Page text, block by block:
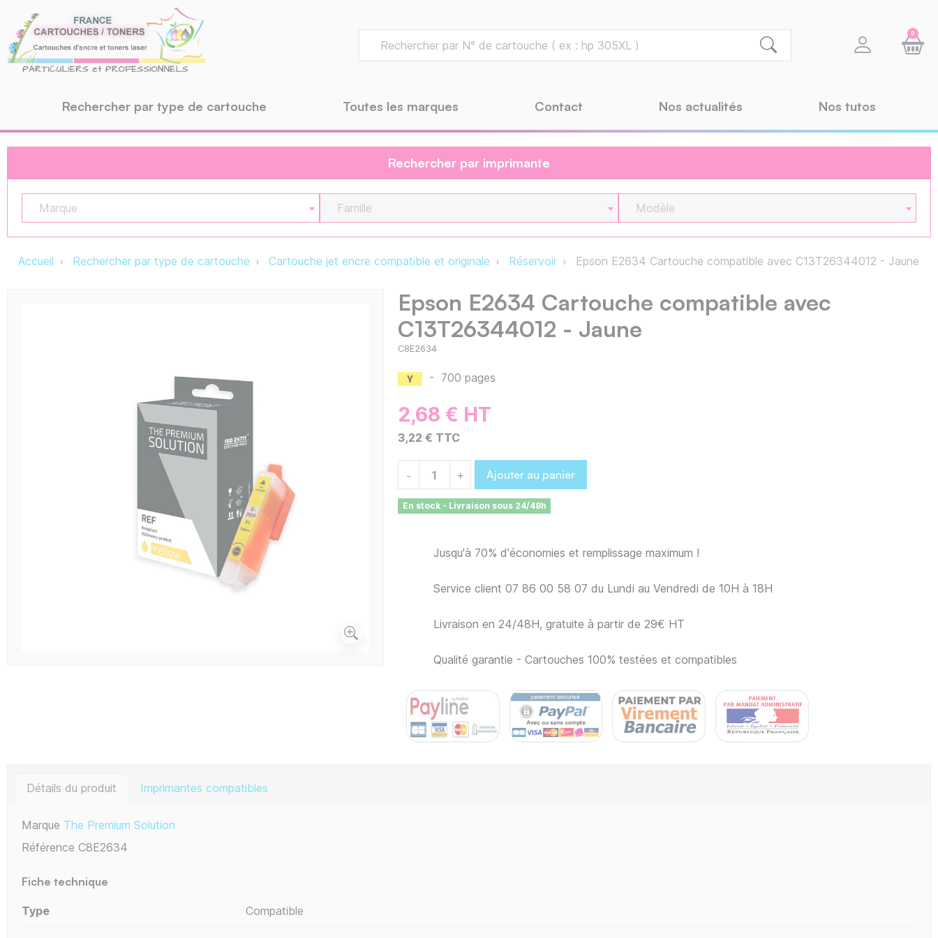
0
Rechercher par type de cartouche Toutes les marques Contact Nos actualités Nos tutos
Rechercher par imprimante
Marque Famille Modèle
Accueil Rechercher par type de cartouche Cartouche jet encre compatible et originale Réservoir Epson E2634 Cartouche compatible avec C13T26344012 - Jaune
Epson E2634 Cartouche compatible avec
C13T26344012 - Jaune
C8E2634
- 700 pages
2,68 € HT
3,22 € TTC
- + Ajouter au panier
En stock - Livraison sous 24/48h
Jusqu'à 70% d'économies et remplissage maximum !
Service client 07 86 00 58 07 du Lundi au Vendredi de 10H à 18H
Livraison en 24/48H, gratuite à partir de 29€ HT
Qualité garantie - Cartouches 100% testées et compatibles
Détails du produit Imprimantes compatibles
Marque The Premium Solution
Référence C8E2634
Fiche technique
Type Compatible